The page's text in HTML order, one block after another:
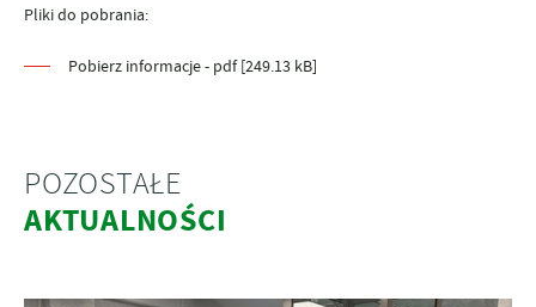
Pliki do pobrania:
Pobierz informacje - pdf [249.13 kB]
POZOSTAŁE
AKTUALNOŚCI